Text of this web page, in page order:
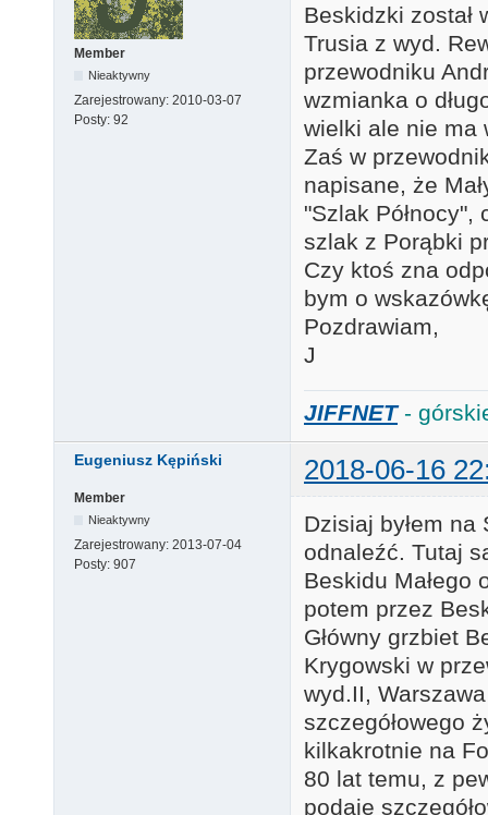
Member
Nieaktywny
Zarejestrowany: 2010-03-07
Posty: 92
Beskidzki został
Trusia z wyd.
przewodniku
wzmianka o
wielki ale nie ma
Zaś w
napisane, że
"Szlak
szlak z Porąbki
Czy ktoś zna
bym o
Pozdrawiam,
J
JIFFNET-
Eugeniusz Kępiński 2018-06-16
Member
Nieaktywny
Zarejestrowany: 2013-07-04
Posty: 907
Dzisiaj byłem na
odnaleźć. Tutaj
Beskidu Małego
potem przez
Główny grzbiet
Krygowski w
wyd.II,
szczegółowego
kilkakrotnie na
80 lat temu, z
podaje